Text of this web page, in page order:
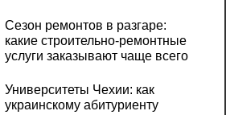
Сезон ремонтов в разгаре:
какие строительно-ремонтные
услуги заказывают чаще всего
Университеты Чехии: как
украинскому абитуриенту